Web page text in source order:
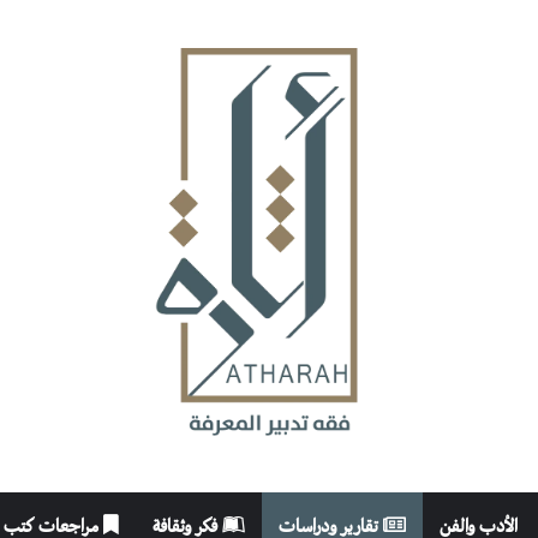
الأدب والفن تقارير ودراسات فكر وثقافة مراجعات كتب